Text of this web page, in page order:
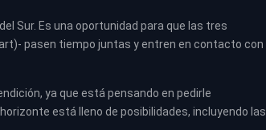
Sur. Es una oportunidad para que las tres
pasen tiempo juntas y entren en contacto con
ya que está pensando en pedirle
está lleno de posibilidades, incluyendo las